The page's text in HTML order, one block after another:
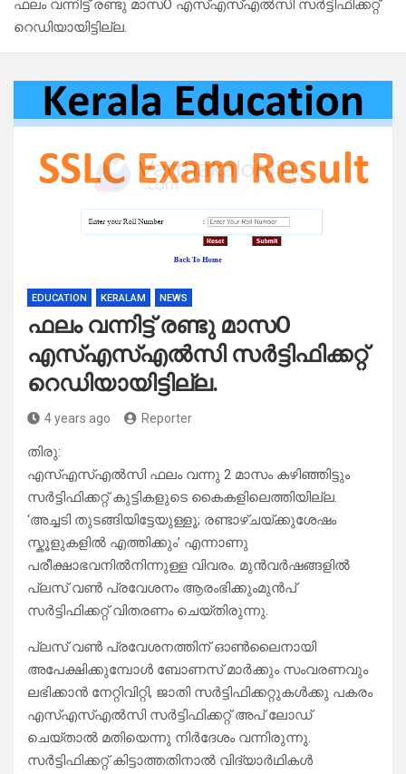
ഫലം വന്നിട്ട് രണ്ടു മാസO എസ്എസ്എൽസി സർട്ടിഫിക്കറ്റ്
റെഡിയായിട്ടില്ല.
EDUCATION KERALAM NEWS
ഫലം വന്നിട്ട് രണ്ടു മാസO
എസ്എസ്എൽസി സർട്ടിഫിക്കറ്റ്
റെഡിയായിട്ടില്ല.
4 years ago Reporter
തിരു:
എസ്എസ്എൽസി ഫലം വന്നു 2 മാസം കഴിഞ്ഞിട്ടും
സർട്ടിഫിക്കറ്റ് കുട്ടികളുടെ കൈകളിലെത്തിയില്ല.
‘അച്ചടി തുടങ്ങിയിട്ടേയുള്ളൂ; രണ്ടാഴ്ചയ്ക്കുശേഷം
സ്കൂളുകളിൽ എത്തിക്കും’ എന്നാണു
പരീക്ഷാഭവനിൽനിന്നുള്ള വിവരം. മുൻവർഷങ്ങളിൽ
പ്ലസ് വൺ പ്രവേശനം ആരംഭിക്കുംമുൻപ്
സർട്ടിഫിക്കറ്റ് വിതരണം ചെയ്തിരുന്നു.
പ്ലസ് വൺ പ്രവേശനത്തിന് ഓൺലൈനായി
അപേക്ഷിക്കുമ്പോൾ ബോണസ് മാർക്കും സംവരണവും
ലഭിക്കാൻ നേറ്റിവിറ്റി, ജാതി സർട്ടിഫിക്കറ്റുകൾക്കു പകരം
എസ്എസ്എൽസി സർട്ടിഫിക്കറ്റ് അപ് ലോഡ്
ചെയ്താൽ മതിയെന്നു നിർദേശം വന്നിരുന്നു.
സർട്ടിഫിക്കറ്റ് കിട്ടാത്തതിനാൽ വിദ്യാർഥികൾ